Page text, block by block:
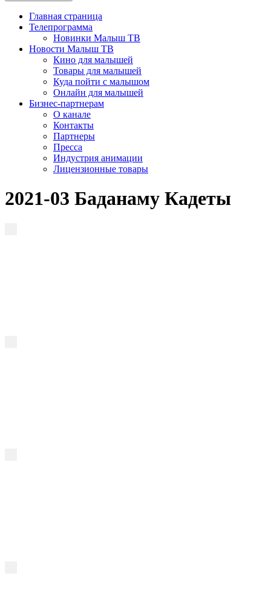
Главная страница
Телепрограмма
Новинки Малыш ТВ
Новости Малыш ТВ
Кино для малышей
Товары для малышей
Куда пойти с малышом
Онлайн для малышей
Бизнес-партнерам
О канале
Контакты
Партнеры
Пресса
Индустрия анимации
Лицензионные товары
2021-03 Баданаму Кадеты